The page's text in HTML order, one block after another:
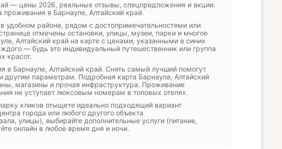
— цены 2026, реальные отзывы, спецпредложения и акции.
в Барнауле, Алтайский край.
удобном районе, рядом с достопримечательностями или
отмечены остановки, улицы, музеи, парки и многое
Алтайский край на карте с ценами, указанными в синих
— будь это индивидуальный путешественник или группа
красот.
Барнауле, Алтайский край. Снять самый лучший помогут
другим параметрам. Подробная карта Барнаула, Алтайский
магазины и прочая инфраструктура. Проживание
не уступает люксовым номерам в топовых отелях.
кликов отыщете идеально подходящий вариант
города или любого другого объекта
улицы), выбирайте дополнительные услуги (питание,
онлайн в любое время дня и ночи.